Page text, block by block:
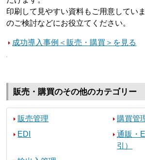
印刷して見やすい資料もご用意してい
のご検討などにお役立てください。
成功導入事例＜販売・購買＞を見る
販売・購買のその他のカテゴリー
販売管理
購買管
EDI
通販・
引）